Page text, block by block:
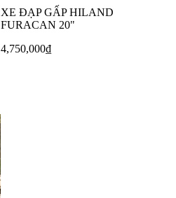
XE ĐẠP GẤP HILAND
FURACAN 20"
4,750,000₫